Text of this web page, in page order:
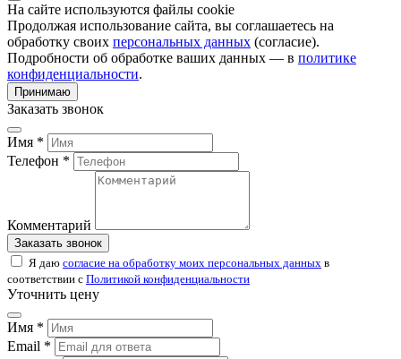
На сайте используются файлы cookie
Продолжая использование сайта, вы соглашаетесь на
обработку своих персональных данных (согласие).
Подробности об обработке ваших данных — в политике
конфиденциальности.
Принимаю
Заказать звонок
Имя *
Телефон *
Комментарий
Заказать звонок
Я даю согласие на обработку моих персональных данных в
соответствии с Политикой конфиденциальности
Уточнить цену
Имя *
Email *